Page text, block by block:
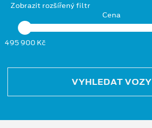
Zobrazit rozšířený filtr
Cena
495 900 Kč
VYHLEDAT VOZY